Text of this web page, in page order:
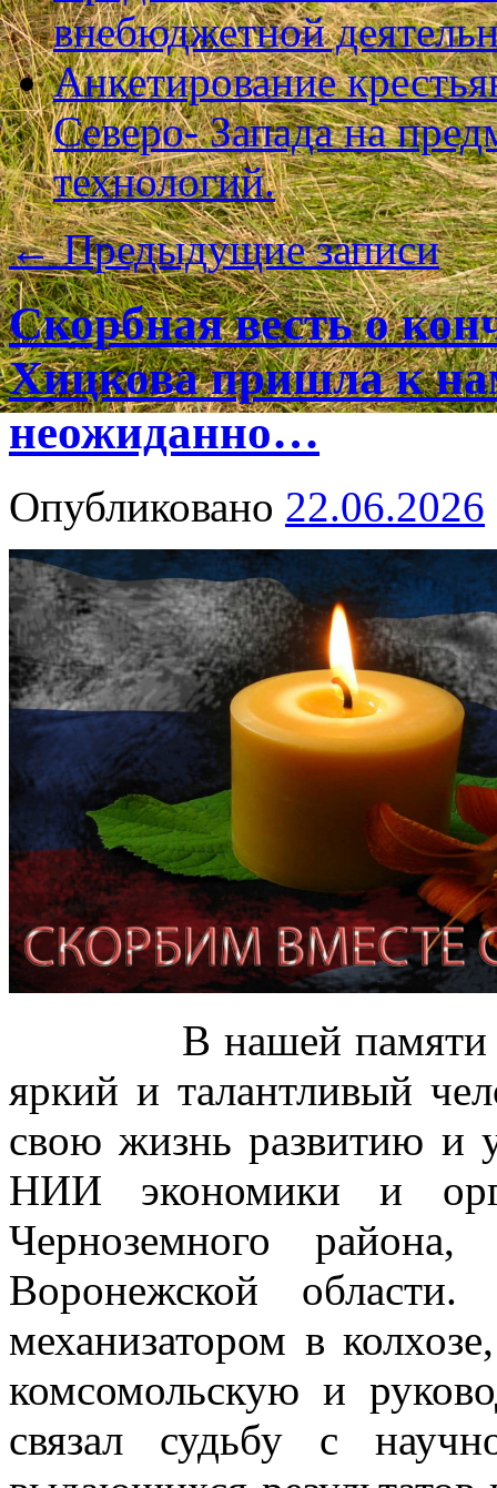
внебюджетной
Анкетирование
Северо- Запада на
технологий.
←Предыдущие записи
Скорбная весть о
Хицкова пришла к
неожиданно…
Опубликовано 22.06.2026
В нашей памяти
яркий и талантливый
свою жизнь развитию и
НИИ экономики и
Черноземного
Воронежской
механизатором в
комсомольскую и
связал судьбу с